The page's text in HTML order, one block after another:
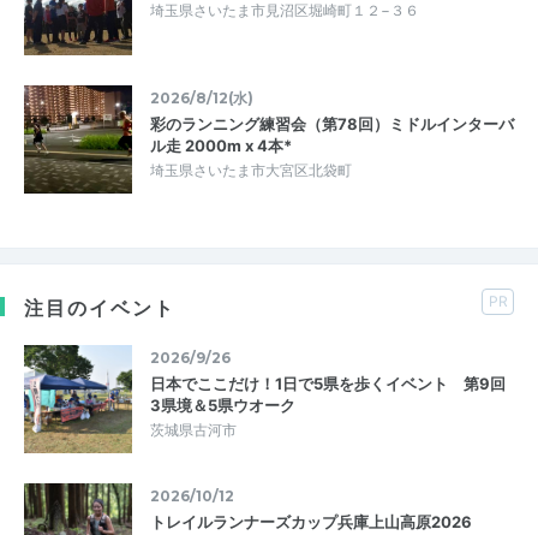
埼玉県さいたま市見沼区堀崎町１２−３６
2026/8/12(水)
彩のランニング練習会（第78回）ミドルインターバ
ル走 2000m x 4本*
埼玉県さいたま市大宮区北袋町
注目のイベント PR
2026/9/26
日本でここだけ！1日で5県を歩くイベント 第9回
3県境＆5県ウオーク
茨城県古河市
2026/10/12
トレイルランナーズカップ兵庫上山高原2026